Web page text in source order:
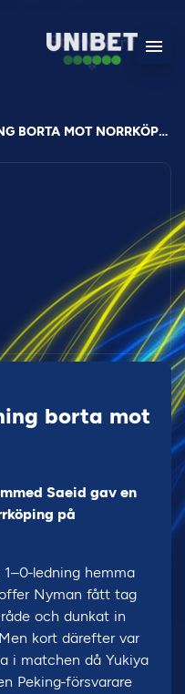
STARK SIRIUS-VÄNDNING BORTA MOT NORRKÖPING
borta mot
Saeid gav en
på
ledning hemma
Nyman fått tag
och dunkat in
kort därefter var
i matchen då Yukiya
Peking-försvarare